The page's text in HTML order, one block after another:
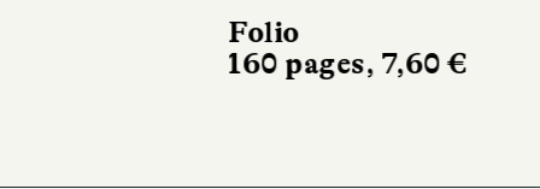
Folio
160 pages, 7,60 €